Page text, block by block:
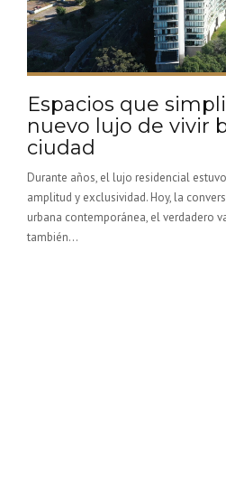
Espacios que
nuevo lujo de vivir
ciudad
Durante años, el lujo residencial
amplitud y exclusividad. Hoy, la
urbana contemporánea, el verdadero
también...